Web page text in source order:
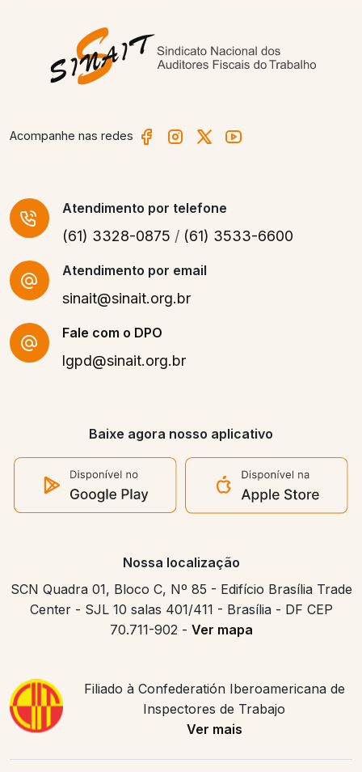
Acompanhe nas redes
Atendimento por telefone
(61) 3328-0875 / (61) 3533-6600
Atendimento por email
sinait@sinait.org.br
Fale com o DPO
lgpd@sinait.org.br
Baixe agora nosso aplicativo
Nossa localização
SCN Quadra 01, Bloco C, Nº 85 - Edifício Brasília Trade
Center - SJL 10 salas 401/411 - Brasília - DF CEP
70.711-902 - Ver mapa
Filiado à Confederatión Iberoamericana de
Inspectores de Trabajo
Ver mais